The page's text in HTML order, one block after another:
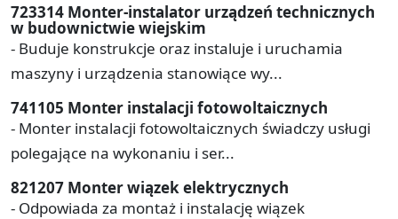
723314 Monter-instalator urządzeń technicznych
w budownictwie wiejskim
- Buduje konstrukcje oraz instaluje i uruchamia
maszyny i urządzenia stanowiące wy...
741105 Monter instalacji fotowoltaicznych
- Monter instalacji fotowoltaicznych świadczy usługi
polegające na wykonaniu i ser...
821207 Monter wiązek elektrycznych
- Odpowiada za montaż i instalację wiązek